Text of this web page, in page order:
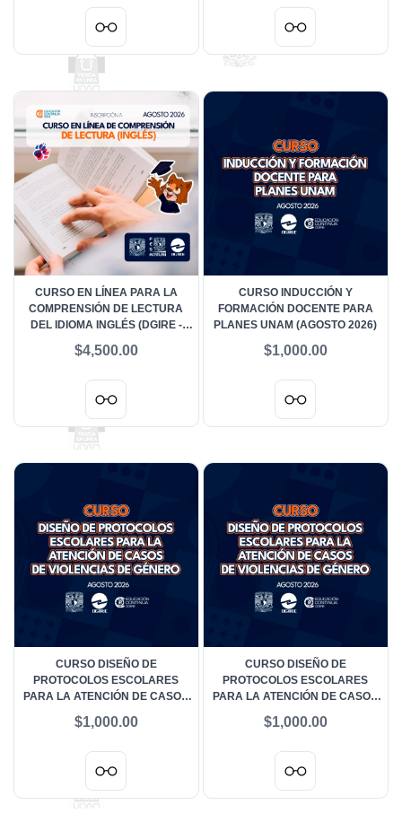
CURSO EN LÍNEA PARA LA
COMPRENSIÓN DE LECTURA
DEL IDIOMA INGLÉS (DGIRE -
$4,500.00
CURSO INDUCCIÓN Y
FORMACIÓN DOCENTE PARA
PLANES UNAM (AGOSTO 2026)
$1,000.00
CURSO DISEÑO DE
PROTOCOLOS ESCOLARES
PARA LA ATENCIÓN DE CASOS
(AGOSTO 2026)
$1,000.00
CURSO DISEÑO DE
PROTOCOLOS ESCOLARES
PARA LA ATENCIÓN DE CASOS
(AGOSTO 2026)
$1,000.00